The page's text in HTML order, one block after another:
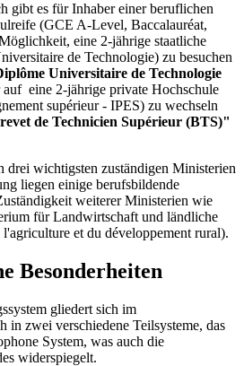
gibt es für Inhaber einer beruflichen
(GCE A-Level, Baccalauréat,
eine 2-jährige staatliche
de Technologie) zu besuchen
Universitaire de Technologie
auf eine 2-jährige private Hochschule
supérieur - IPES) zu wechseln
de Technicien Supérieur (BTS)"
drei wichtigsten zuständigen Ministerien
liegen einige berufsbildende
weiterer Ministerien wie
für Landwirtschaft und ländliche
et du développement rural).
Besonderheiten
gliedert sich im
in zwei verschiedene Teilsysteme, das
System, was auch die
widerspiegelt.